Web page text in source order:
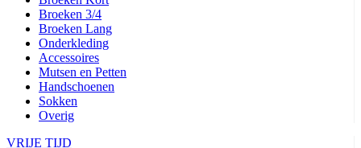
Broeken 3/4
Broeken Lang
Onderkleding
Accessoires
Mutsen en Petten
Handschoenen
Sokken
Overig
VRIJE TIJD